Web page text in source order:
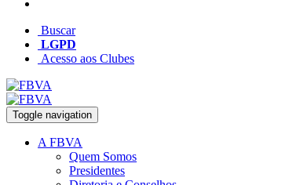
Buscar
LGPD
Acesso aos Clubes
Toggle navigation
A FBVA
Quem Somos
Presidentes